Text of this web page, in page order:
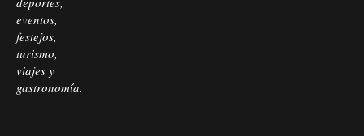
eventos,
festejos,
turismo,
viajes y
gastronomía.